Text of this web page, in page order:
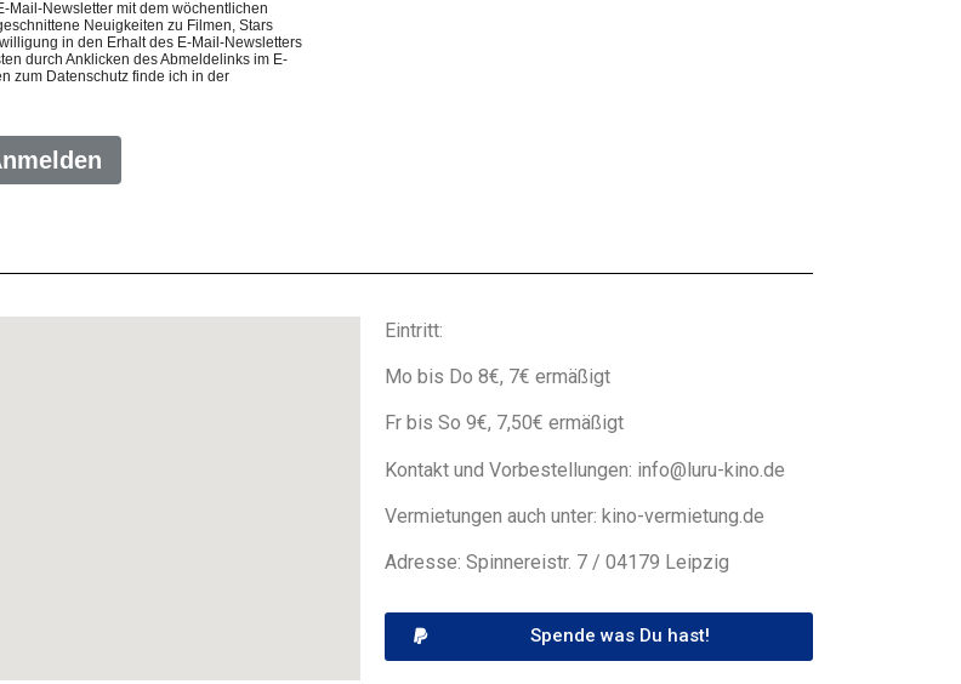
Eintritt:
Mo bis Do 8€, 7€ ermäßigt
Fr bis So 9€, 7,50€ ermäßigt
Kontakt und Vorbestellungen: info@luru-kino.de
Vermietungen auch unter: kino-vermietung.de
Adresse: Spinnereistr. 7 / 04179 Leipzig
Spende was Du hast!